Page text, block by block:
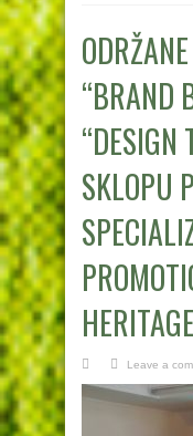
“BRAND
“DESIGN
SKLOPU
Leave a